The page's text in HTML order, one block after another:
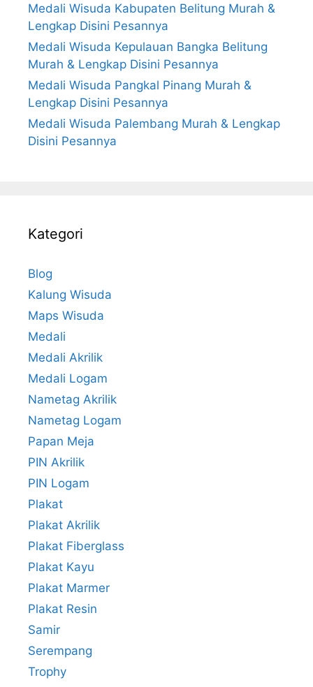
Medali Wisuda Kabupaten Belitung Murah &
Lengkap Disini Pesannya
Medali Wisuda Kepulauan Bangka Belitung
Murah & Lengkap Disini Pesannya
Medali Wisuda Pangkal Pinang Murah &
Lengkap Disini Pesannya
Medali Wisuda Palembang Murah & Lengkap
Disini Pesannya
Kategori
Blog
Kalung Wisuda
Maps Wisuda
Medali
Medali Akrilik
Medali Logam
Nametag Akrilik
Nametag Logam
Papan Meja
PIN Akrilik
PIN Logam
Plakat
Plakat Akrilik
Plakat Fiberglass
Plakat Kayu
Plakat Marmer
Plakat Resin
Samir
Serempang
Trophy